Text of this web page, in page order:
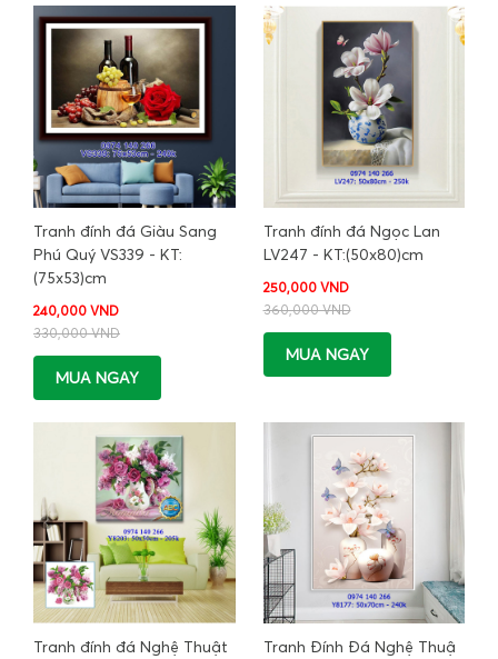
Tranh đính đá Giàu Sang
Phú Quý VS339 - KT:
(75x53)cm
240,000 VND
330,000 VND
MUA NGAY
Tranh đính đá Ngọc Lan
LV247 - KT:(50x80)cm
250,000 VND
360,000 VND
MUA NGAY
Tranh đính đá Nghệ Thuật
Tranh Đính Đá Nghệ Thuậ